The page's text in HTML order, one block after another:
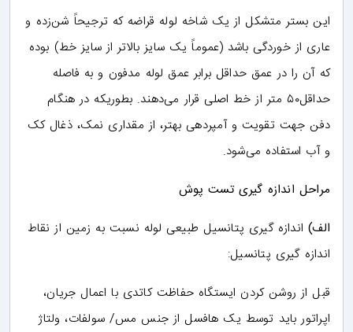
این بستر متشکل از یک شاخه لوله قراضه که ترجیحاً شن‌زده و
عاری از خوردگی باشد (عموماً یک سایز بالاتر از سایز خط) بوده
که آن را در عمق حداقل برابر عمق لوله مدفون و به فاصله
حداقل۵۰ متر از خط اصلی قرار می‌دهند. بطوریکه در هنگام
دفن جهت تقویت و آمپردهی بهتر، از مقداری نمک، ذغال کک
و آب استفاده می‌شود.
مراحل اندازه گیری تست پوش
الف) اندازه گیری پتانسیل طبیعی لوله نسبت به زمین از نقاط
اندازه گیری پتانسیل:
قبل از روشن کردن ایستگاه حفاظت کاتدی با اعمال جریان،
اپراتور باید توسط یک هافسل از جنس مس/ سولفات، ولتاژ